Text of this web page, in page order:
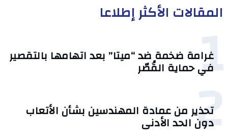
المقالات الأكثر إطلاعا
1
غرامة ضخمة ضد “ميتا” بعد اتهامها بالتقصير
في حماية القُصّر
2
تحذير من عمادة المهندسين بشأن الأتعاب
دون الحد الأدنى